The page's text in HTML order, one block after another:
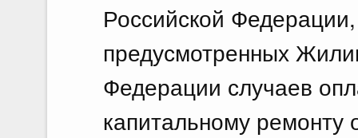
Российской
предусмотренных
Федерации случаев
капитальному